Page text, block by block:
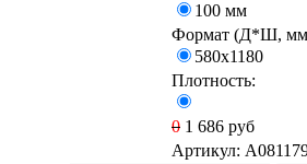
100 мм
Формат (Д*Ш,
580х1180
Плотность:
0 1 686 руб
Артикул: